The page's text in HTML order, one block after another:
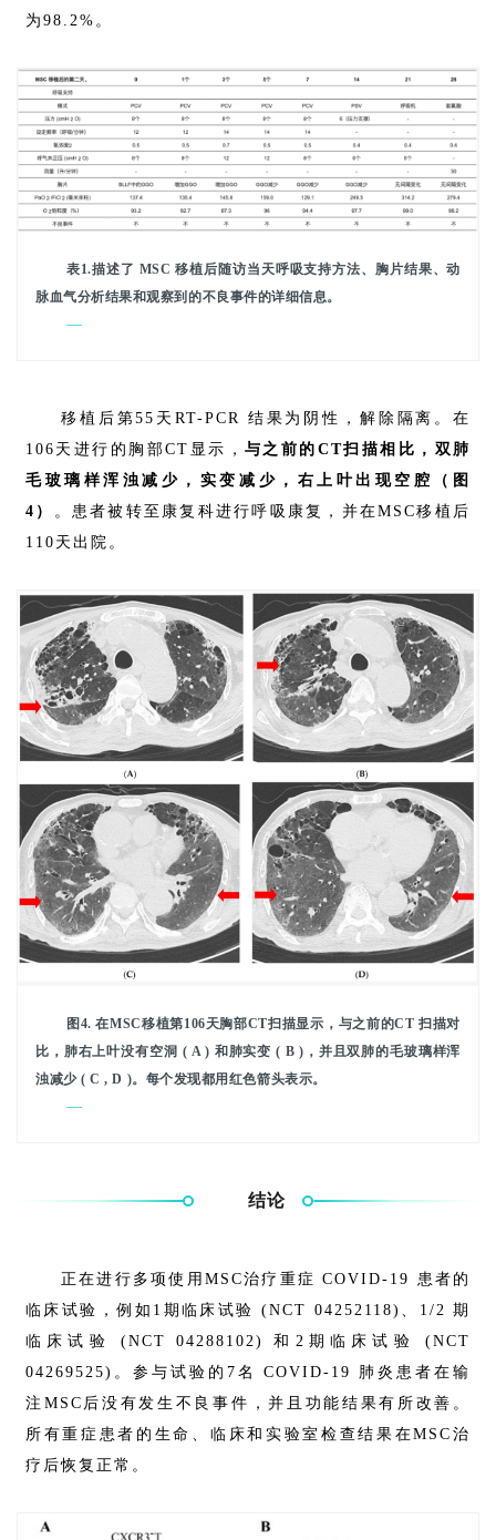
临
转
化
会
展
们
为98.2%。
表1.描述了 MSC 移植后随访当天呼吸支持方法、胸片结果、动
脉血气分析结果和观察到的不良事件的详细信息。
—
移植后第55天RT-PCR 结果为阴性，解除隔离。在
106天进行的胸部CT显示， 与之前的CT扫描相比，双肺
毛玻璃样浑浊减少，实变减少，右上叶出现空腔（图
4）
。患者被转至康复科进行呼吸康复，并在MSC移植后
110天出院。
图4. 在MSC移植第106天胸部CT扫描显示，与之前的CT 扫描对
比，肺右上叶没有空洞 ( A ) 和肺实变 ( B )，并且双肺的毛玻璃样浑
浊减少 ( C , D )。每个发现都用红色箭头表示。
—
结论
正在进行多项使用MSC治疗重症 COVID-19 患者的
临床试验，例如1期临床试验 (NCT 04252118)、1/2 期
临床试验 (NCT 04288102) 和2期临床试验 (NCT
04269525)。参与试验的7名 COVID-19 肺炎患者在输
注MSC后没有发生不良事件，并且功能结果有所改善。
所有重症患者的生命、临床和实验室检查结果在MSC治
疗后恢复正常。